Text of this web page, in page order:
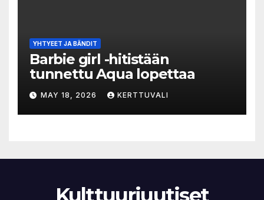
YHTYEET JA BÄNDIT
Barbie girl -hitistään
tunnettu Aqua lopettaa
MAY 18, 2026 KERTTUVALI